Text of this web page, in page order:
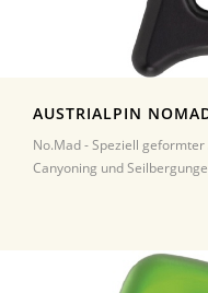
AUSTRIALPIN
No.Mad - Speziell
Canyoning und